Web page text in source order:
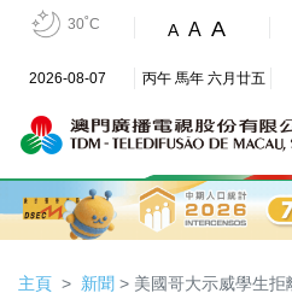
30˚C A A A
2026-08-07 丙午 馬年 六月廿五
主頁 新聞 > 美國哥大示威學生拒